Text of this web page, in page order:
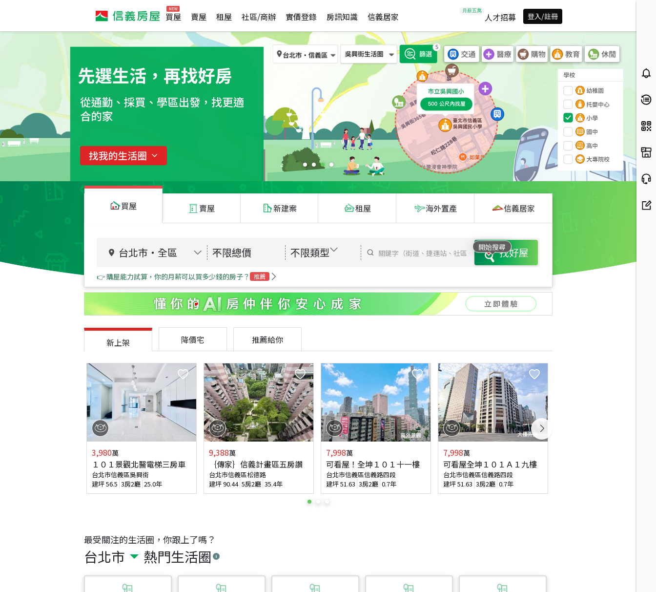
買屋 賣屋 租屋 社區/商辦 實價登錄 房訊知識 信義居家 人才招募 登入/註冊
買屋 賣屋 新建案 租屋 海外置產 信義居家
台北市 ・ 全區 不限總價 不限類型 開始搜尋找好屋
👉 購屋能力試算，你的月薪可以買多少錢的房子？ 推薦
最受關注的生活圈，你跟上了嗎？
台北市 熱門生活圈
新上架 降價宅 推薦給你
3,980萬
１０１景觀北醫電梯三房車
台北市信義區吳興街
建坪56.5 3房2廳 25.0年
9,388萬
｛傳家｝信義計畫區五房讚
台北市信義區松德路
建坪90.44 5房2廳 35.4年
7,998萬
可看屋！全坤１０１十一樓
台北市信義區信義路四段
建坪51.63 3房2廳 0.7年
7,998萬
可看屋全坤１０１Ａ１九樓
台北市信義區信義路四段
建坪51.63 3房2廳 0.7年